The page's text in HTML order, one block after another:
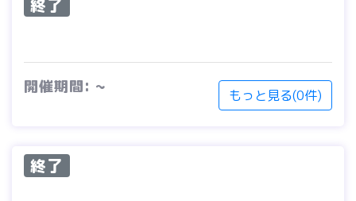
終了
開催期間: ~ もっと見る(0件)
終了